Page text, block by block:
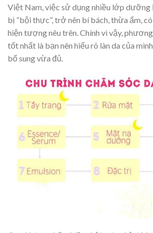
Việt Nam, việc sử dụng nhiều lớp dưỡng
bị “bội thực”, trở nên bí bách, thừa ẩm,
hiện tượng nêu trên. Chính vì vậy,
tốt nhất là bạn nên hiểu rõ làn da của
bổ sung vừa đủ.